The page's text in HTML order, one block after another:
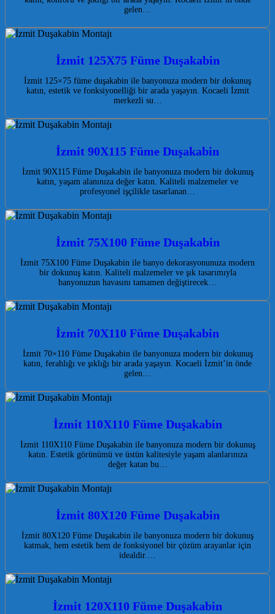
gelen…
İzmit 125X75 Füme Duşakabin
İzmit 125×75 füme duşakabin ile banyonuza modern bir dokunuş
katın, estetik ve fonksiyonelliği bir arada yaşayın. Kocaeli İzmit
merkezli su…
İzmit 90X115 Füme Duşakabin
İzmit 90X115 Füme Duşakabin ile banyonuza modern bir dokunuş
katın, yaşam alanınıza değer katın. Kaliteli malzemeler ve
profesyonel işçilikle tasarlanan…
İzmit 75X100 Füme Duşakabin
İzmit 75X100 Füme Duşakabin ile banyo dekorasyonunuza modern
bir dokunuş katın. Kaliteli malzemeler ve şık tasarımıyla
banyonuzun havasını tamamen değiştirecek…
İzmit 70X110 Füme Duşakabin
İzmit 70×110 Füme Duşakabin ile banyonuza modern bir dokunuş
katın, ferahlığı ve şıklığı bir arada yaşayın. Kocaeli İzmit’in önde
gelen…
İzmit 110X110 Füme Duşakabin
İzmit 110X110 Füme Duşakabin ile banyonuza modern bir dokunuş
katın. Estetik görünümü ve üstün kalitesiyle yaşam alanlarınıza
değer katan bu…
İzmit 80X120 Füme Duşakabin
İzmit 80X120 Füme Duşakabin ile banyonuza modern bir dokunuş
katmak, hem estetik hem de fonksiyonel bir çözüm arayanlar için
idealdir.…
İzmit 120X110 Füme Duşakabin